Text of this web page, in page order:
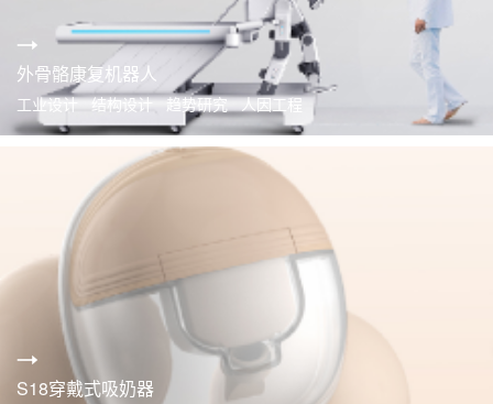
外骨骼康复机器人
工业设计 结构设计 趋势研究 人因工程
S18穿戴式吸奶器